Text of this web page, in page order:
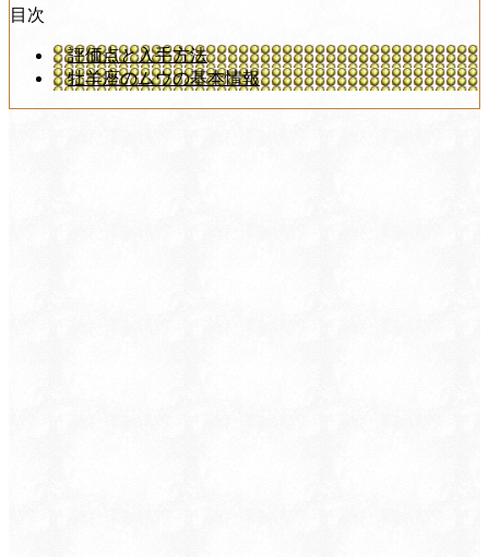
目次
評価点と入手方法
牡羊座のムウの基本情報